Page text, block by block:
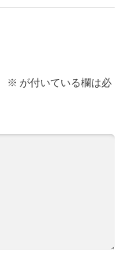
※ が付いている欄は必